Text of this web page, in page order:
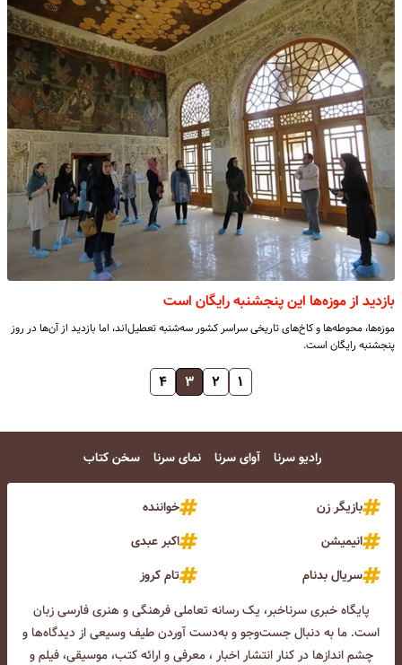
بازدید از موزه‌ها این پنجشنبه رایگان‌ است
موزه‌ها، محوطه‌ها و کاخ‌های تاریخی سراسر کشور سه‌شنبه تعطیل‌اند، اما بازدید از آن‌ها در روز
پنجشنبه رایگان است.
۱ ۲ ۳ ۴
رادیو سرنا آوای سرنا نمای سرنا سخن کتاب
بازیگر زن
خواننده
انیمیشن
اکبر عبدی
سریال بدنام
تام کروز
پایگاه خبری سرناخبر، یک رسانه تعاملی فرهنگی و هنری فارسی زبان
است. ما به دنبال جست‌و‌جو و به‌دست آوردن طیف وسیعی از دیدگاه‌ها و
چشم انداز‌ها در کنار انتشار اخبار ، معرفی و ارائه کتب، موسیقی، فیلم و